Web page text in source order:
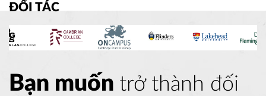
ĐỐI TÁC
Bạn muốn trở thành đối